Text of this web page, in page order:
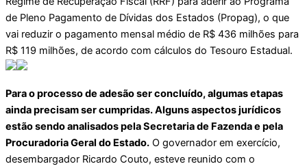
de Pleno Pagamento de Dívidas dos Estados (Propag), o que
vai reduzir o pagamento mensal médio de R$ 436 milhões para
R$ 119 milhões, de acordo com cálculos do Tesouro Estadual.
Para o processo de adesão ser concluído, algumas etapas
ainda precisam ser cumpridas. Alguns aspectos jurídicos
estão sendo analisados pela Secretaria de Fazenda e pela
Procuradoria Geral do Estado. O governador em exercício,
desembargador Ricardo Couto, esteve reunido com o